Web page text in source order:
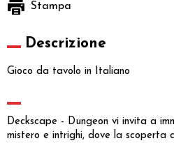
Stampa
Descrizione
Gioco da tavolo in Italiano
Deckscape - Dungeon vi invita a
mistero e intrighi, dove la scoperta